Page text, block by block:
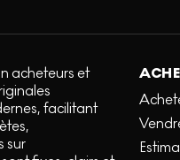
acheteurs et
facilitant
sur